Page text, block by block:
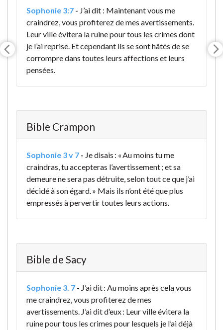
Sophonie 3:7 - J’ai dit : Maintenant vous me
craindrez, vous profiterez de mes avertissements.
Leur ville évitera la ruine pour tous les crimes dont
je l’ai reprise. Et cependant ils se sont hâtés de se
corrompre dans toutes leurs affections et leurs
pensées.
Bible Crampon
Sophonie 3 v 7 - Je disais : « Au moins tu me
craindras, tu accepteras l’avertissement ; et sa
demeure ne sera pas détruite, selon tout ce que j’ai
décidé à son égard. » Mais ils n’ont été que plus
empressés à pervertir toutes leurs actions.
Bible de Sacy
Sophonie 3. 7 - J’ai dit : Au moins après cela vous
me craindrez, vous profiterez de mes
avertissements. J’ai dit d’eux : Leur ville évitera la
ruine pour tous les crimes pour lesquels je l’ai déjà